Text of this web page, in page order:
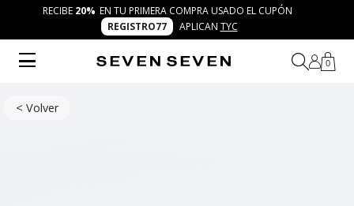
RECIBE 20% EN TU PRIMERA COMPRA USADO EL CUPÓN
REGISTRO77
APLICAN TYC
0
< Volver